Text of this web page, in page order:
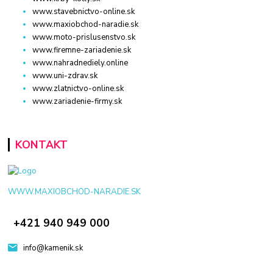
www.stavebnictvo-online.sk
www.maxiobchod-naradie.sk
www.moto-prislusenstvo.sk
www.firemne-zariadenie.sk
www.nahradnediely.online
www.uni-zdrav.sk
www.zlatnictvo-online.sk
www.zariadenie-firmy.sk
KONTAKT
WWW.MAXIOBCHOD-NARADIE.SK
+421 940 949 000
info@kamenik.sk